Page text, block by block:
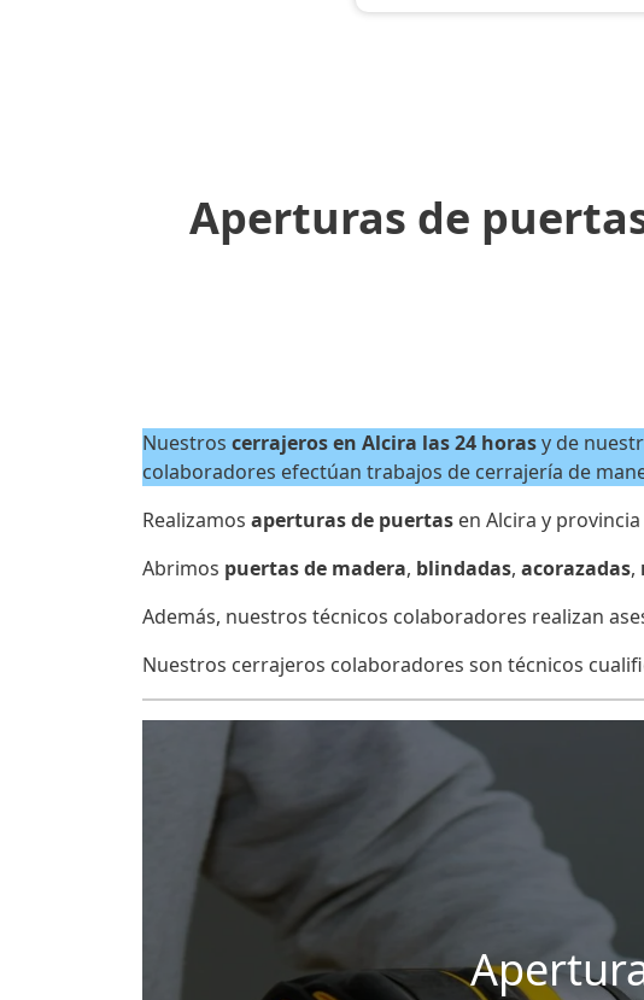
Aperturas de
Nuestros cerrajeros en Alcira las 24 horasy de
colaboradores efectúan trabajos de cerrajería de
Realizamos aperturas de puertas en Alcira y provincia
Abrimos puertas de madera, blindadas, acorazadas,
Además, nuestros técnicos colaboradores realizan
Nuestros cerrajeros colaboradores son técnicos